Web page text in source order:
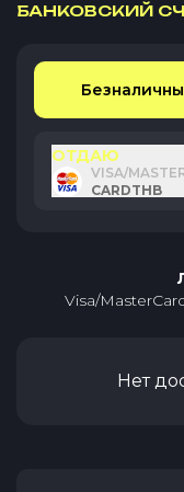
БАНКОВСКИЙ
ОТДАЮ
VISA/
CARDTHB
Visa/
Нет